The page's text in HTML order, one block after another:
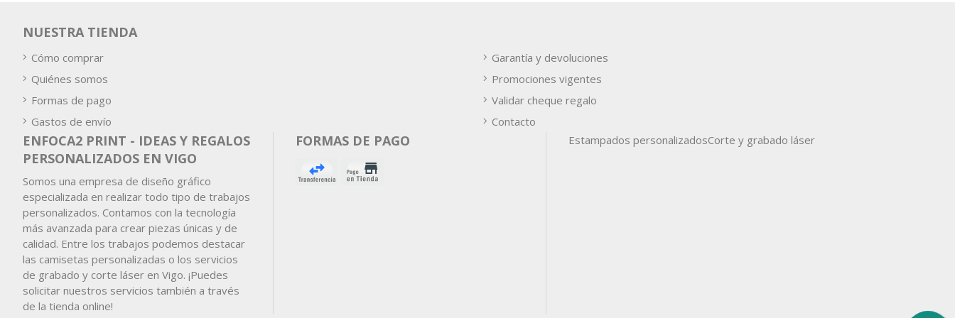
ENFOCA2 PRINT - IDEAS Y REGALOS
PERSONALIZADOS EN VIGO
Somos una empresa de diseño gráfico
especializada en realizar todo tipo de trabajos
personalizados. Contamos con la tecnología
más avanzada para crear piezas únicas y de
calidad. Entre los trabajos podemos destacar
las camisetas personalizadas o los servicios
de grabado y corte láser en Vigo. ¡Puedes
solicitar nuestros servicios también a través
de la tienda online!
FORMAS DE PAGO
NUESTRA TIENDA
Cómo comprar
Quiénes somos
Formas de pago
Gastos de envío
Garantía y devoluciones
Promociones vigentes
Validar cheque regalo
Contacto
Estampados personalizadosCorte y grabado láser